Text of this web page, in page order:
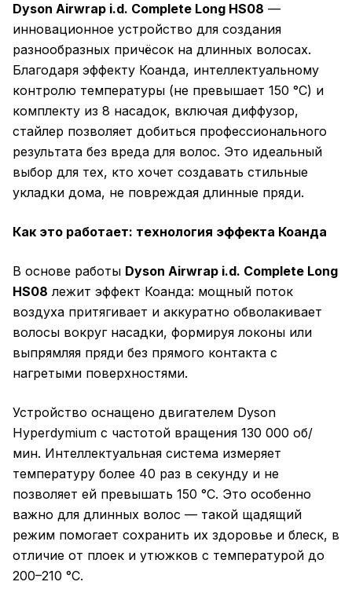
Dyson Airwrap i.d. Complete Long HS08 —
инновационное устройство для создания
разнообразных причёсок на длинных волосах.
Благодаря эффекту Коанда, интеллектуальному
контролю температуры (не превышает 150 °C) и
комплекту из 8 насадок, включая диффузор,
стайлер позволяет добиться профессионального
результата без вреда для волос. Это идеальный
выбор для тех, кто хочет создавать стильные
укладки дома, не повреждая длинные пряди.
Как это работает: технология эффекта Коанда
В основе работы Dyson Airwrap i.d. Complete Long
HS08 лежит эффект Коанда: мощный поток
воздуха притягивает и аккуратно обволакивает
волосы вокруг насадки, формируя локоны или
выпрямляя пряди без прямого контакта с
нагретыми поверхностями.
Устройство оснащено двигателем Dyson
Hyperdymium с частотой вращения 130 000 об/
мин. Интеллектуальная система измеряет
температуру более 40 раз в секунду и не
позволяет ей превышать 150 °C. Это особенно
важно для длинных волос — такой щадящий
режим помогает сохранить их здоровье и блеск, в
отличие от плоек и утюжков с температурой до
200–210 °C.